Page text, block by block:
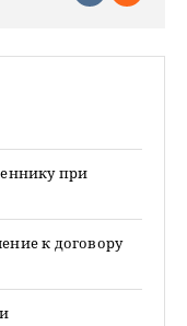
при
к договору